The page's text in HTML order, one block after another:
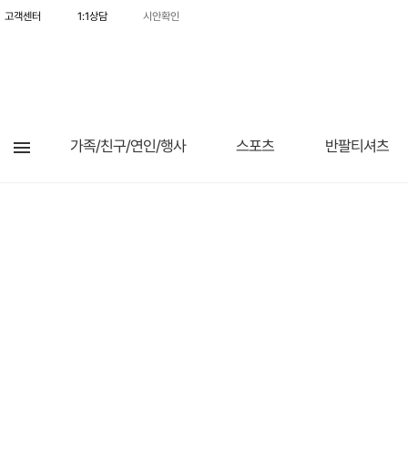
시안확인
1:1상담
고객센터
가족/친구/연인/행사 스포츠 반팔티셔츠